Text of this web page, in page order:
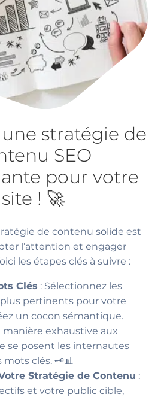
stratégie de
SEO
pour votre
site ! 🚀
de contenu solide est
l’attention et engager
les étapes clés à suivre :
Clés : Sélectionnez les
pertinents pour votre
un cocon sémantique.
manière exhaustive aux
se posent les internautes
mots clés. 🗝️📊
Stratégie de Contenu :
et votre public cible,